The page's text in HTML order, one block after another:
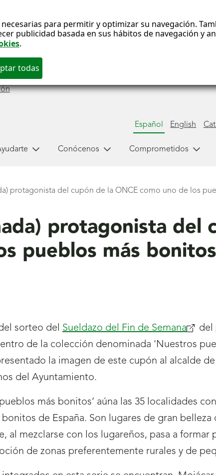
para permitir y optimizar su navegación.
publicidad basada en sus hábitos de navegación y
.
Español English
Conócenos Comprometidos
protagonista del cupón de la ONCE como uno de los
protagonista del
pueblos más
sorteo del Sueldazo del Fin de Semana
del
de la colección denominada 'Nuestros
la imagen de este cupón al alcalde
del Ayuntamiento.
más bonitos’ aúna las 35 localidades
de España. Son lugares de gran
al mezclarse con los lugareños, pasa a
de zonas preferentemente rurales y de